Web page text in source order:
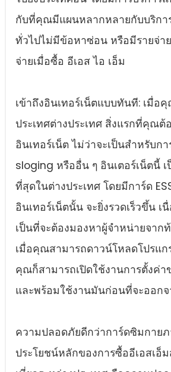
กับที่คุณมีแผนหลากหลายกับบริการ
ทั่วไปไม่มีข้อหาซ่อน หรือมีรายจ่า
จ่ายเมื่อซื้อ อีเอส ไอ เอ็ม
เข้าถึงอินเทอร์เน็ตแบบทันที: เมื่อ
ประเทศต่างประเทศ สิ่งแรกที่คุณต้
อินเทอร์เน็ต ไม่ว่าจะเป็นสําหรับก
sloging หรืออื่น ๆ อินเตอร์เน็ตนี้
ที่สุดในต่างประเทศ โดยมีการ์ด
อินเทอร์เน็ตนั้น จะยิ่งรวดเร็วขึ้น
เป็นที่จะต้องมองหาผู้จําหน่ายจาก
เมื่อคุณสามารถดาวน์โหลดโปรแก
คุณก็สามารถเปิดใช้งานการตั้งค่า
และพร้อมใช้งานมันก่อนที่จะออก
ความปลอดภัยดีกว่าการ์ดซิมกาย
ประโยชน์หลักของการซื้ออีเอสเอ็